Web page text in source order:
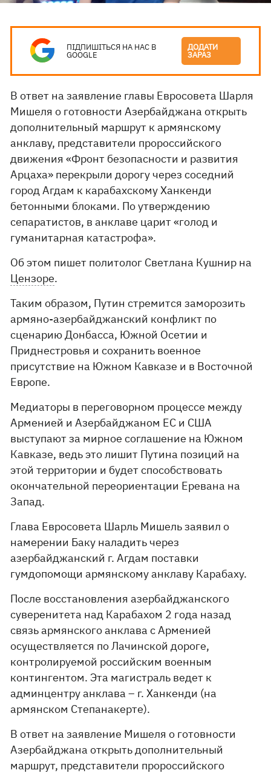
ПІДПИШІТЬСЯ НА НАС В
GOOGLE
ДОДАТИ
ЗАРАЗ
В ответ на заявление главы Евросовета Шарля
Мишеля о готовности Азербайджана открыть
дополнительный маршрут к армянскому
анклаву, представители пророссийского
движения «Фронт безопасности и развития
Арцаха» перекрыли дорогу через соседний
город Агдам к карабахскому Ханкенди
бетонными блоками. По утверждению
сепаратистов, в анклаве царит «голод и
гуманитарная катастрофа».
Об этом пишет политолог Светлана Кушнир на
Цензоре.
Таким образом, Путин стремится заморозить
армяно-азербайджанский конфликт по
сценарию Донбасса, Южной Осетии и
Приднестровья и сохранить военное
присутствие на Южном Кавказе и в Восточной
Европе.
Медиаторы в переговорном процессе между
Арменией и Азербайджаном ЕС и США
выступают за мирное соглашение на Южном
Кавказе, ведь это лишит Путина позиций на
этой территории и будет способствовать
окончательной переориентации Еревана на
Запад.
Глава Евросовета Шарль Мишель заявил о
намерении Баку наладить через
азербайджанский г. Агдам поставки
гумдопомощи армянскому анклаву Карабаху.
После восстановления азербайджанского
суверенитета над Карабахом 2 года назад
связь армянского анклава с Арменией
осуществляется по Лачинской дороге,
контролируемой российским военным
контингентом. Эта магистраль ведет к
админцентру анклава – г. Ханкенди (на
армянском Степанакерте).
В ответ на заявление Мишеля о готовности
Азербайджана открыть дополнительный
маршрут, представители пророссийского